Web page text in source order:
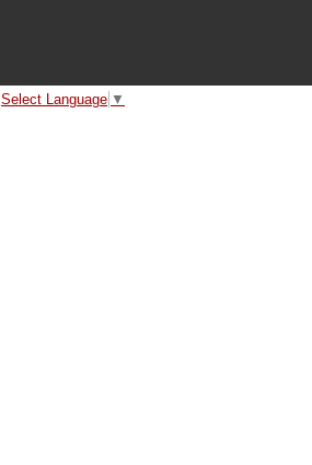
Select Language ▼